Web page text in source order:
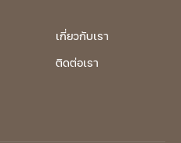
เกี่ยวกับเรา
ติดต่อเรา